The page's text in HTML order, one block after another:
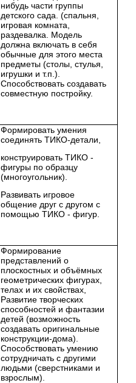
нибудь части группы
детского сада. (спальня,
игровая комната,
раздевалка. Модель
должна включать в себя
обычные для этого места
предметы (столы, стулья,
игрушки и т.п.).
Способствовать создавать
совместную постройку.
Формировать умения
соединять ТИКО-детали,
конструировать ТИКО -
фигуры по образцу
(многоугольник).
Развивать игровое
общение друг с другом с
помощью ТИКО - фигур.
Формирование
представлений о
плоскостных и объёмных
геометрических фигурах,
телах и их свойствах,
Развитие творческих
способностей и фантазии
детей (возможность
создавать оригинальные
конструкции-дома).
Способствовать умению
сотрудничать с другими
людьми (сверстниками и
взрослым).